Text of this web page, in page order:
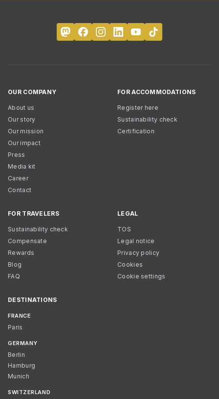
OUR COMPANY
About us
Our story
Our mission
Our impact
Press
Media kit
Career
Contact
FOR ACCOMMODATIONS
Register here
Sustainability check
Certification
FOR TRAVELERS
Sustainability check
Compensate
Rewards
Blog
FAQ
LEGAL
TOS
Legal notice
Privacy policy
Cookies
Cookie settings
DESTINATIONS
FRANCE
Paris
GERMANY
Berlin
Hamburg
Munich
SWITZERLAND